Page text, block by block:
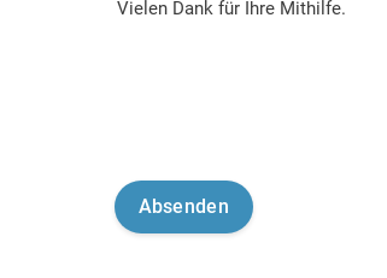
Vielen Dank für Ihre Mithilfe.